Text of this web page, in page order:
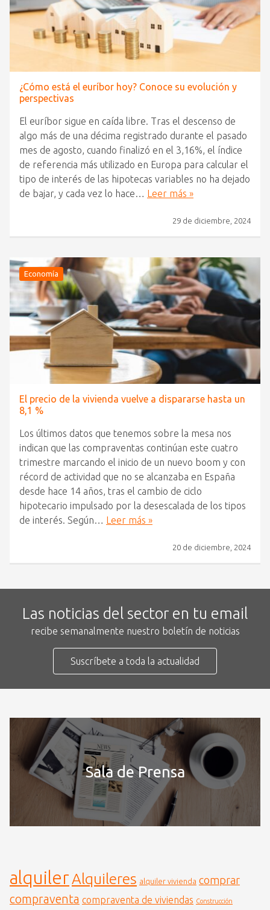
¿Cómo está el euríbor hoy? Conoce su evolución y
perspectivas
El euríbor sigue en caída libre. Tras el descenso de
algo más de una décima registrado durante el pasado
mes de agosto, cuando finalizó en el 3,16%, el índice
de referencia más utilizado en Europa para calcular el
tipo de interés de las hipotecas variables no ha dejado
de bajar, y cada vez lo hace… Leer más »
29 de diciembre, 2024
Economía
El precio de la vivienda vuelve a dispararse hasta un
8,1 %
Los últimos datos que tenemos sobre la mesa nos
indican que las compraventas continúan este cuatro
trimestre marcando el inicio de un nuevo boom y con
récord de actividad que no se alcanzaba en España
desde hace 14 años, tras el cambio de ciclo
hipotecario impulsado por la desescalada de los tipos
de interés. Según… Leer más »
20 de diciembre, 2024
Las noticias del sector en tu email
recibe semanalmente nuestro boletín de noticias
Suscríbete a toda la actualidad
Sala de Prensa
alquilerAlquileres alquiler vivienda comprar
compraventa compraventa de viviendas Construcción